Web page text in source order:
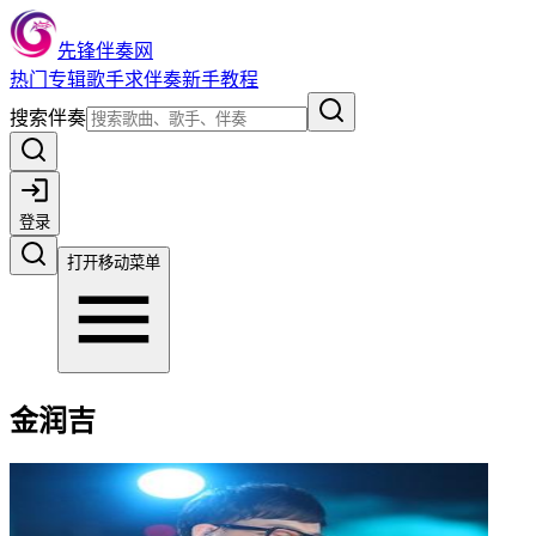
先锋伴奏网
热门 专辑歌手求伴奏新手教程
搜索伴奏
登录
打开移动菜单
金润吉